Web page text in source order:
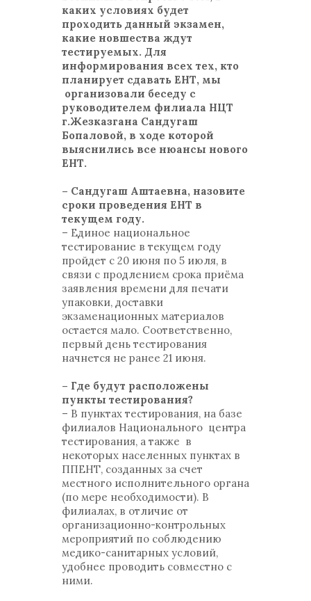
каких условиях будет
проходить данный экзамен,
какие новшества ждут
тестируемых. Для
информирования всех тех, кто
планирует сдавать ЕНТ, мы
организовали беседу с
руководителем филиала НЦТ
г.Жезказгана Сандугаш
Бопаловой, в ходе которой
выяснились все нюансы нового
ЕНТ.
– Сандугаш Аштаевна, назовите
сроки проведения ЕНТ в
текущем году.
– Единое национальное
тестирование в текущем году
пройдет с 20 июня по 5 июля, в
связи с продлением срока приёма
заявления времени для печати
упаковки, доставки
экзаменационных материалов
остается мало. Соответственно,
первый день тестирования
начнется не ранее 21 июня.
– Где будут расположены
пункты тестирования?
– В пунктах тестирования, на базе
филиалов Национального центра
тестирования, а также в
некоторых населенных пунктах в
ППЕНТ, созданных за счет
местного исполнительного органа
(по мере необходимости). В
филиалах, в отличие от
организационно-контрольных
мероприятий по соблюдению
медико-санитарных условий,
удобнее проводить совместно с
ними.